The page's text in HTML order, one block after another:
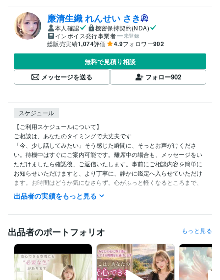
廉清生織 れんせい さき
本人確認
機密保持契約(NDA)
インボイス発行事業者
未登録
総販売実績1,074評価 4.9フォロワー902
無料で見積り相談
メッセージを送る
フォロー902
スケジュール
【ご利用スケジュールについて】
ご相談は、あなたのタイミングで大丈夫です
「今、少し話してみたい」そう感じた瞬間に、そっとお声がけくださ
い。待機中はすぐにご案内可能です。離席中の場合も、メッセージをい
ただけましたら確認後、ご返信いたします。事前にご相談内容を簡単に
お知らせいただけますと、より丁寧に、静かに鑑定へ入らせていただけ
ます。お時間はどうか気になさらず。心がふっと軽くなるところまで、
必要な占術を用いて誠実にお届けいたします。もし行き違いやご不明点
がございましたら、評価の前にお知らせいただけますと幸いです。真心
【24時間対応メニュー】
コーチング
手相鑑定・姓名判断
恋愛成就のお部屋づくり
開運 爆上げ法  など
出品者の実績をもっと見る
出品者のポートフォリオ もっと見る